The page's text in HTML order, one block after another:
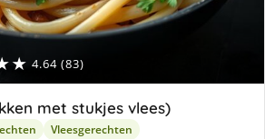
4.64 (83)
met stukjes vlees)
Vleesgerechten